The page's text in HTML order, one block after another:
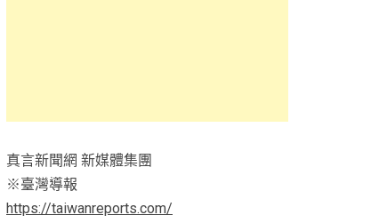
真言新聞網 新媒體集團
※臺灣導報
https://taiwanreports.com/